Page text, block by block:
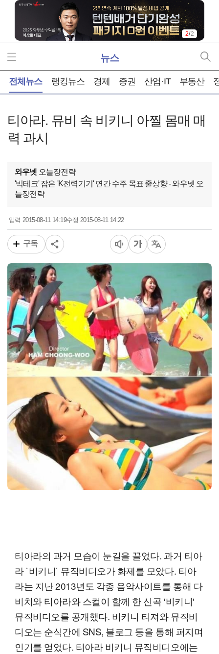
2/2
뉴스
전체뉴스 랭킹뉴스 경제 증권 산업·IT 부동산
티아라. 뮤비 속 비키니 아찔 몸매 매
력 과시
와우넷 오늘장전략
'빅테크' 잡은 'K전력기기' 연간 수주 목표 줄상향 - 와우넷 오
늘장전략
입력 2015-08-11 14:19수정 2015-08-11 14:22
구독
티아라의 과거 모습이 눈길을 끌었다. 과거 티아
라 `비키니` 뮤직비디오가 화제를 모았다. 티아
라는 지난 2013년도 각종 음악사이트를 통해 다
비치와 티아라와 스컬이 함께 한 신곡 ′비키니′
뮤직비디오를 공개했다. 비키니 티져와 뮤직비
디오는 순식간에 SNS, 블로그 등을 통해 퍼지며
인기를 얻었다. 티아라 비키니 뮤직비디오에는